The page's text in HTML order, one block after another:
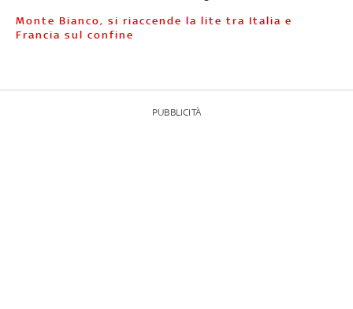
Monte Bianco, si riaccende la lite tra Italia e
Francia sul confine
PUBBLICITÀ